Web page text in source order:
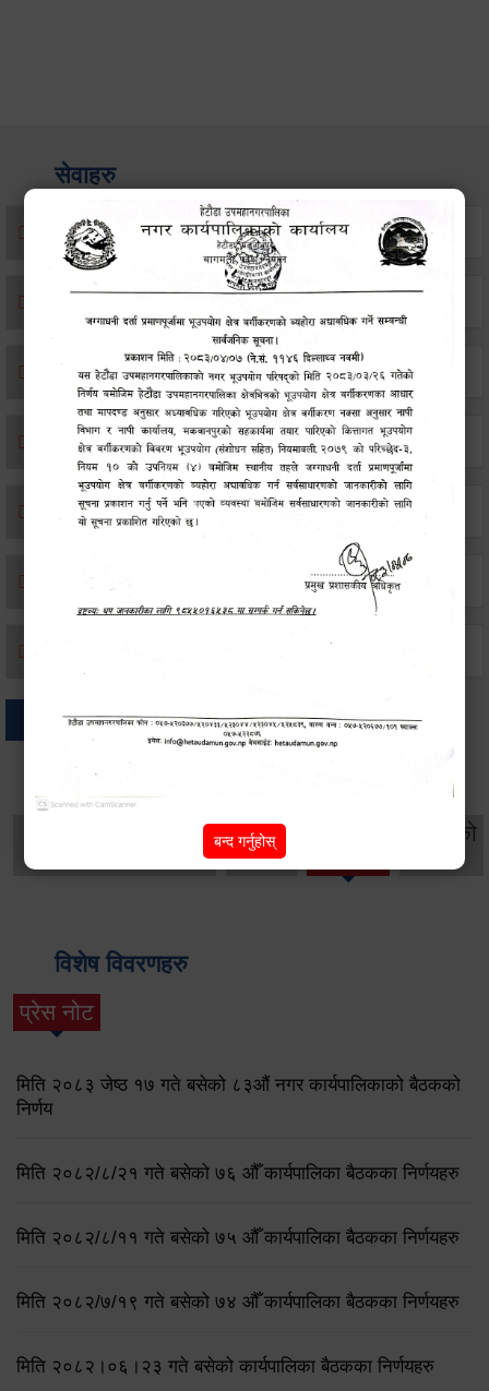
सेवाहरु
संस्था दर्ता सिफारिस
विवाह दर्ता
सम्बन्ध विच्छेद दर्ता
बसाइ-सराई जाने/आउने दर्ता
मृत्यू दर्ता
महिला
विकास
सूचनाको
विशेष विवरणहरु
प्रेस नोट
मिति २०८३ जेष्ठ १७ गते बसेको ८३औं नगर कार्यपालिकाको बैठकको
निर्णय
मिति २०८२/८/२१ गते बसेको ७६ औँ कार्यपालिका बैठकका निर्णयहरु
मिति २०८२/८/११ गते बसेको ७५ औँ कार्यपालिका बैठकका निर्णयहरु
मिति २०८२/७/१९ गते बसेको ७४ औँ कार्यपालिका बैठकका निर्णयहरु
मिति २०८२।०६।२३ गते बसेको कार्यपालिका बैठकका निर्णयहरु
बन्द गर्नुहोस्